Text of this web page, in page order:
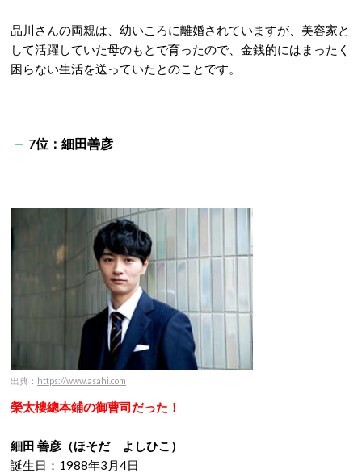
品川さんの両親は、幼いころに離婚されていますが、美容家と
して活躍していた母のもとで育ったので、金銭的にはまったく
困らない生活を送っていたとのことです。
7位：細田善彦
出典： https://www.asahi.com
榮太樓總本鋪の御曹司だった！
細田 善彦（ほそだ よしひこ）
誕生日： 1988年3月4日